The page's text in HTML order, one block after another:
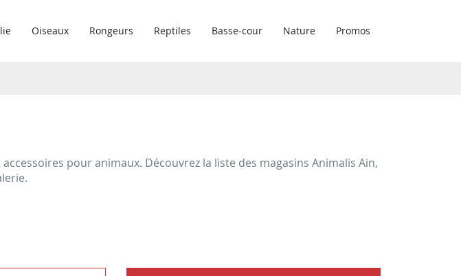
Oiseaux Rongeurs Reptiles Basse-cour Nature Promos
pour animaux. Découvrez la liste des magasins Animalis Ain,